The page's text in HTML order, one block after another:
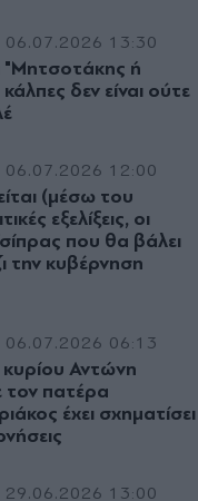
06.07.2026 13:30
"Μητσοτάκης ή
δεν είναι ούτε
06.07.2026 12:00
(µέσω του
εξελίξεις, οι
που θα βάλει
την κυβέρνηση
06.07.2026 06:13
Αντώνη
τον πατέρα
έχει σχηματίσει
29.06.2026 13:00